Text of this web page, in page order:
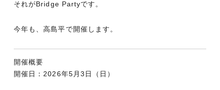
それがBridge Partyです。
今年も、高島平で開催します。
開催概要
開催日：2026年5月3日（日）